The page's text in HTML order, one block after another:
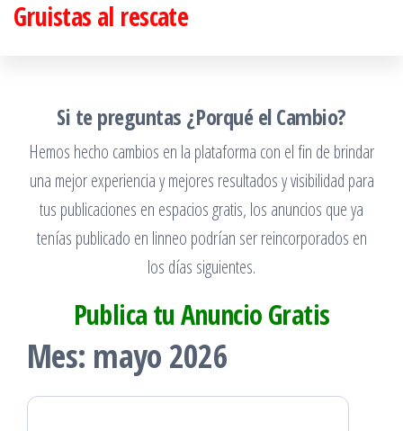
SaltarGruistas al rescate
Si te preguntas ¿Porqué el Cambio?
Hemos hecho cambios en la plataforma con el fin de brindar
una mejor experiencia y mejores resultados y visibilidad para
tus publicaciones en espacios gratis, los anuncios que ya
tenías publicado en linneo podrían ser reincorporados en
los días siguientes.
Publica tu Anuncio Gratis
Mes: mayo 2026